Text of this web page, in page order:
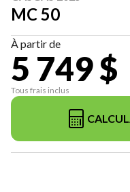
MC 50
À partir de
5 749 $
Tous frais inclus